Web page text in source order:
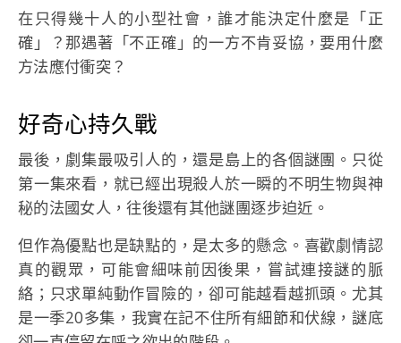
在只得幾十人的小型社會，誰才能決定什麼是「正
確」？那遇著「不正確」的一方不肯妥協，要用什麼
方法應付衝突？
好奇心持久戰
最後，劇集最吸引人的，還是島上的各個謎團。只從
第一集來看，就已經出現殺人於一瞬的不明生物與神
秘的法國女人，往後還有其他謎團逐步迫近。
但作為優點也是缺點的，是太多的懸念。喜歡劇情認
真的觀眾，可能會細味前因後果，嘗試連接謎的脈
絡；只求單純動作冒險的，卻可能越看越抓頭。尤其
是一季20多集，我實在記不住所有細節和伏線，謎底